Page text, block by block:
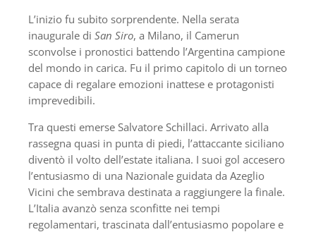
L’inizio fu subito sorprendente. Nella serata
inaugurale di San Siro, a Milano, il Camerun
sconvolse i pronostici battendo l’Argentina campione
del mondo in carica. Fu il primo capitolo di un torneo
capace di regalare emozioni inattese e protagonisti
imprevedibili.
Tra questi emerse Salvatore Schillaci. Arrivato alla
rassegna quasi in punta di piedi, l’attaccante siciliano
diventò il volto dell’estate italiana. I suoi gol accesero
l’entusiasmo di una Nazionale guidata da Azeglio
Vicini che sembrava destinata a raggiungere la finale.
L’Italia avanzò senza sconfitte nei tempi
regolamentari, trascinata dall’entusiasmo popolare e